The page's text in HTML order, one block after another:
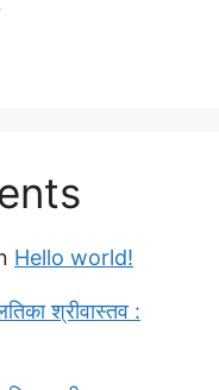
Hello world!
श्रीवास्तव :